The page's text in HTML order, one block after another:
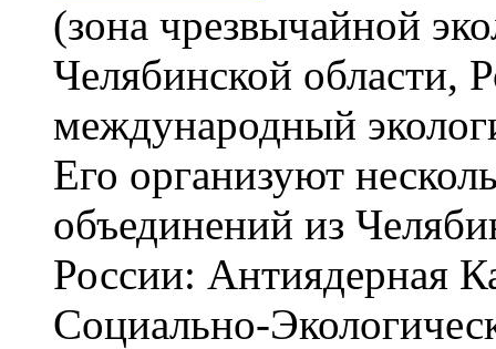
(зона чрезвычайной
Челябинской области,
международный
Его организуют
объединений из
России: Антиядерная
Социально-